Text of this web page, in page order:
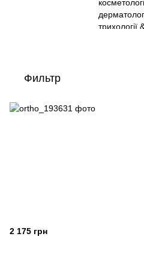
Фильтр
2 175 грн